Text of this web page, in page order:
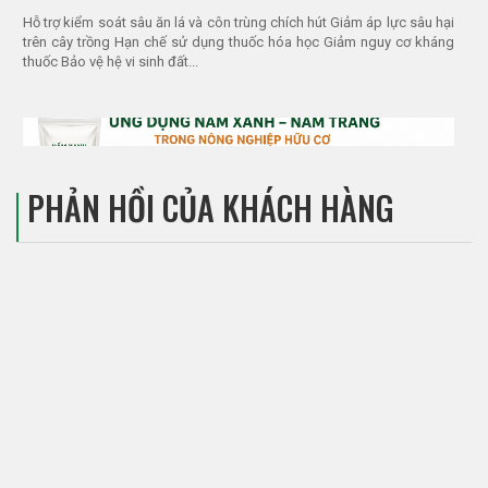
Hỗ trợ kiểm soát sâu ăn lá và côn trùng chích hút Giảm áp lực sâu hại
trên cây trồng Hạn chế sử dụng thuốc hóa học Giảm nguy cơ kháng
thuốc Bảo vệ hệ vi sinh đất...
PHẢN HỒI CỦA KHÁCH HÀNG